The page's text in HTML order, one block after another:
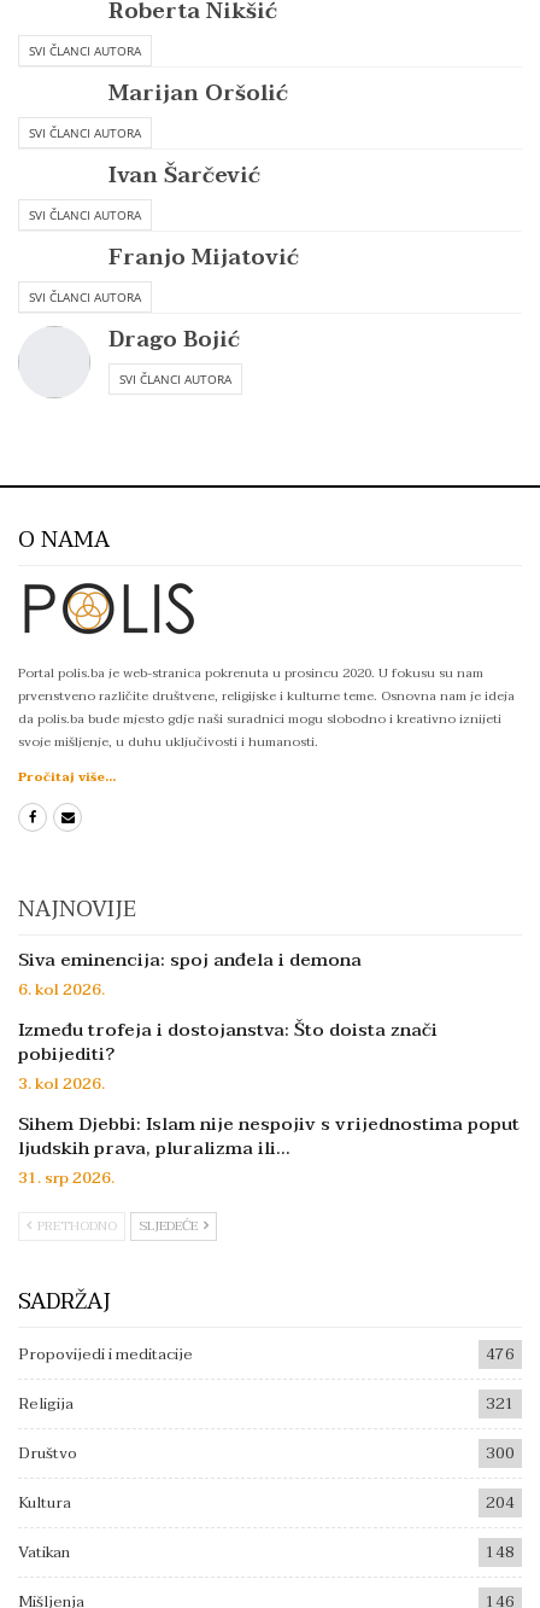
Roberta Nikšić
SVI ČLANCI AUTORA
Marijan Oršolić
SVI ČLANCI AUTORA
Ivan Šarčević
SVI ČLANCI AUTORA
Franjo Mijatović
SVI ČLANCI AUTORA
Drago Bojić
SVI ČLANCI AUTORA
O NAMA
Portal polis.ba je web-stranica pokrenuta u prosincu 2020. U fokusu su nam
prvenstveno različite društvene, religijske i kulturne teme. Osnovna nam je ideja
da polis.ba bude mjesto gdje naši suradnici mogu slobodno i kreativno iznijeti
svoje mišljenje, u duhu uključivosti i humanosti.
Pročitaj više...
NAJNOVIJE
Siva eminencija: spoj anđela i demona
6. kol 2026.
Između trofeja i dostojanstva: Što doista znači
pobijediti?
3. kol 2026.
Sihem Djebbi: Islam nije nespojiv s vrijednostima poput
ljudskih prava, pluralizma ili…
31. srp 2026.
PRETHODNO SLJEDEĆE
SADRŽAJ
Propovijedi i meditacije
476
Religija
321
Društvo
300
Kultura
204
Vatikan
148
Mišljenja
146